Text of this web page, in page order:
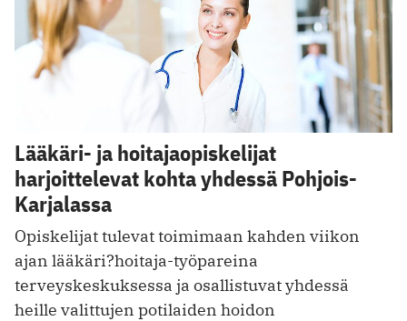
Lääkäri- ja hoitajaopiskelijat
harjoittelevat kohta yhdessä Pohjois-
Karjalassa
Opiskelijat tulevat toimimaan kahden viikon
ajan lääkäri?hoitaja-työpareina
terveyskeskuksessa ja osallistuvat yhdessä
heille valittujen potilaiden hoidon